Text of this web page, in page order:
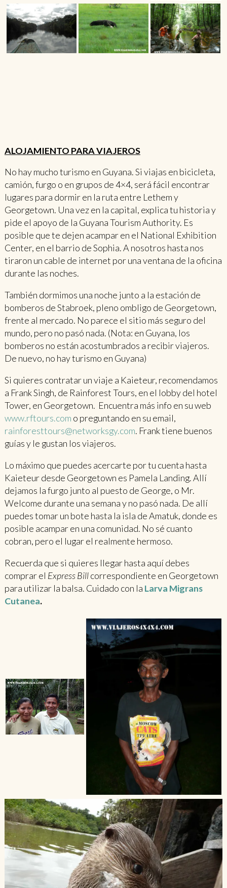
ALOJAMIENTO PARA VIAJEROS
No hay mucho turismo en Guyana. Si viajas en bicicleta,
camión, furgo o en grupos de 4×4, será fácil encontrar
lugares para dormir en la ruta entre Lethem y
Georgetown. Una vez en la capital, explica tu historia y
pide el apoyo de la Guyana Tourism Authority. Es
posible que te dejen acampar en el National Exhibition
Center, en el barrio de Sophia. A nosotros hasta nos
tiraron un cable de internet por una ventana de la oficina
durante las noches.
También dormimos una noche junto a la estación de
bomberos de Stabroek, pleno ombligo de Georgetown,
frente al mercado. No parece el sitio más seguro del
mundo, pero no pasó nada. (Nota: en Guyana, los
bomberos no están acostumbrados a recibir viajeros.
De nuevo, no hay turismo en Guyana)
Si quieres contratar un viaje a Kaieteur, recomendamos
a Frank Singh, de Rainforest Tours, en el lobby del hotel
Tower, en Georgetown. Encuentra más info en su web
www.rftours.com o preguntando en su email,
rainforesttours@networksgy.com. Frank tiene buenos
guías y le gustan los viajeros.
Lo máximo que puedes acercarte por tu cuenta hasta
Kaieteur desde Georgetown es Pamela Landing. Allí
dejamos la furgo junto al puesto de George, o Mr.
Welcome durante una semana y no pasó nada. De allí
puedes tomar un bote hasta la isla de Amatuk, donde es
posible acampar en una comunidad. No sé cuanto
cobran, pero el lugar el realmente hermoso.
Recuerda que si quieres llegar hasta aquí debes
comprar el Express Billcorrespondiente en Georgetown
para utilizar la balsa. Cuidado con la Larva Migrans
Cutanea.